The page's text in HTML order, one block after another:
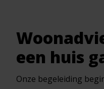
een huis
Onze begeleiding